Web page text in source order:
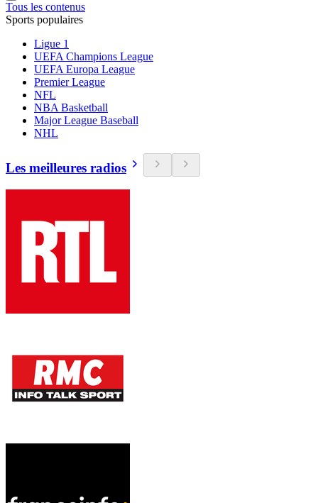
Tous les contenus
Sports populaires
Ligue 1
UEFA Champions League
UEFA Europa League
Premier League
NFL
NBA Basketball
Major League Baseball
NHL
Les meilleures radios